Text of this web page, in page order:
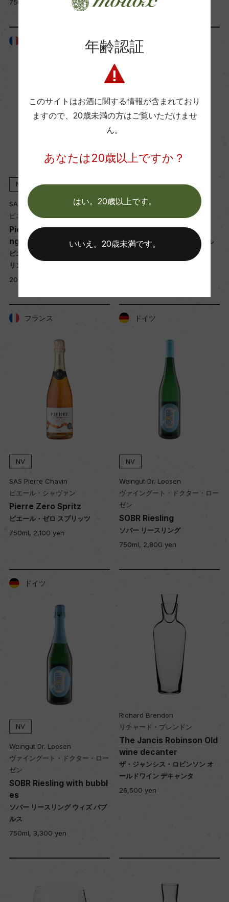
750ml, 2,100 yen
750ml, 1,800 yen
NV
SAS Pierre Chavin
ピエール・シャヴァン
Pierre Zero Rose Sparkli
ng 200ml
ピエール・ゼロ ロゼ・スパーク
リング200ml
200ml, 900 yen
フランス
NV
SAS Pierre Chavin
Pierre Zero Signature
ピエール・ゼロ シニャチュール
フランス
NV
SAS Pierre Chavin
ピエール・シャヴァン
Pierre Zero Spritz
ピエール・ゼロ スプリッツ
750ml, 2,100 yen
ドイツ
NV
Weingut Dr. Loosen
ヴァイングート・ドクター・ロー
ゼン
SOBR Riesling
ソバー リースリング
750ml, 2,800 yen
ドイツ
NV
Weingut Dr. Loosen
ヴァイングート・ドクター・ロー
ゼン
SOBR Riesling with bubbl
es
ソバー リースリング ウィズ バブ
ルス
750ml, 3,300 yen
Richard Brendon
リチャード・ブレンドン
The Jancis Robinson Old
wine decanter
ザ・ジャンシス・ロビンソン オ
ールドワイン デキャンタ
26,500 yen
年齢認証
このサイトはお酒に関する情報が含まれており
ますので、 20歳未満の方はご覧いただけませ
ん。
あなたは20歳以上ですか？
はい。20歳以上です。
いいえ。20歳未満です。